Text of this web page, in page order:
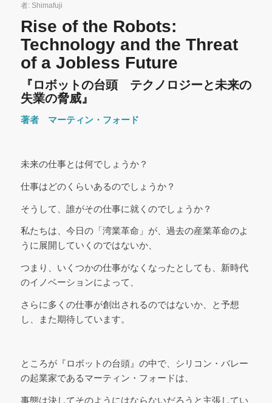
者: Shimafuji
Rise of the Robots:
Technology and the Threat
of a Jobless Future
『ロボットの台頭 テクノロジーと未来の
失業の脅威』
著者 マーティン・フォード
未来の仕事とは何でしょうか？
仕事はどのくらいあるのでしょうか？
そうして、誰がその仕事に就くのでしょうか？
私たちは、今日の「湾業革命」が、過去の産業革命のよ
うに展開していくのではないか、
つまり、いくつかの仕事がなくなったとしても、新時代
のイノベーションによって、
さらに多くの仕事が創出されるのではないか、と予想
し、また期待しています。
ところが『ロボットの台頭』の中で、シリコン・バレー
の起業家であるマーティン・フォードは、
事態は決してそのようにはならないだろうと主張してい